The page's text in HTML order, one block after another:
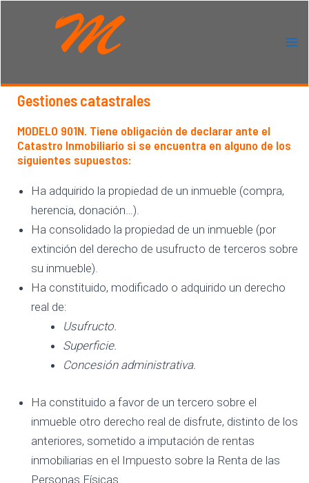
Gestiones catastrales
MODELO 901N. Tiene obligación de declarar ante el
Catastro Inmobiliario si se encuentra en alguno de los
siguientes supuestos:
Ha adquirido la propiedad de un inmueble (compra,
herencia, donación…).
Ha consolidado la propiedad de un inmueble (por
extinción del derecho de usufructo de terceros sobre
su inmueble).
Ha constituido, modificado o adquirido un derecho
real de:
Usufructo.
Superficie.
Concesión administrativa.
Ha constituido a favor de un tercero sobre el
inmueble otro derecho real de disfrute, distinto de los
anteriores, sometido a imputación de rentas
inmobiliarias en el Impuesto sobre la Renta de las
Personas Físicas.